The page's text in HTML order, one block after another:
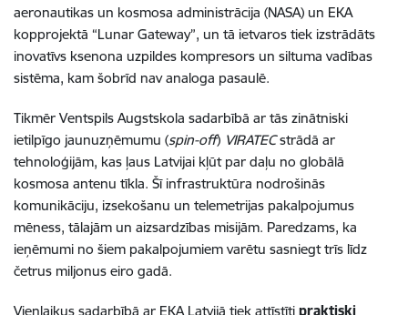
aeronautikas un kosmosa administrācija (NASA) un EKA
kopprojektā “Lunar Gateway”, un tā ietvaros tiek izstrādāts
inovatīvs ksenona uzpildes kompresors un siltuma vadības
sistēma, kam šobrīd nav analoga pasaulē.
Tikmēr Ventspils Augstskola sadarbībā ar tās zinātniski
ietilpīgo jaunuzņēmumu (spin-off) VIRATECstrādā ar
tehnoloģijām, kas ļaus Latvijai kļūt par daļu no globālā
kosmosa antenu tīkla. Šī infrastruktūra nodrošinās
komunikāciju, izsekošanu un telemetrijas pakalpojumus
mēness, tālajām un aizsardzības misijām. Paredzams, ka
ieņēmumi no šiem pakalpojumiem varētu sasniegt trīs līdz
četrus miljonus eiro gadā.
Vienlaikus sadarbībā ar EKA Latvijā tiek attīstīti praktiski